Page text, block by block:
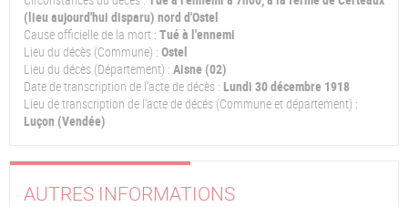
(lieu aujourd'hui disparu) nord d'Ostel
Cause officielle de la mort : Tué à l'ennemi
Lieu du décès (Commune) : Ostel
Lieu du décès (Département) : Aisne (02)
Date de transcription de l'acte de décès : Lundi 30 décembre 1918
Lieu de transcription de l'acte de décés (Commune et département) :
Luçon (Vendée)
AUTRES INFORMATIONS